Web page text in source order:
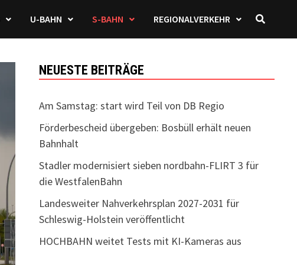
U-BAHN S-BAHN REGIONALVERKEHR
NEUESTE BEITRÄGE
Am Samstag: start wird Teil von DB Regio
Förderbescheid übergeben: Bosbüll erhält neuen
Bahnhalt
Stadler modernisiert sieben nordbahn-FLIRT 3 für
die WestfalenBahn
Landesweiter Nahverkehrsplan 2027-2031 für
Schleswig-Holstein veröffentlicht
HOCHBAHN weitet Tests mit KI-Kameras aus